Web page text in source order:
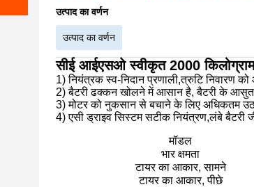
उत्पाद का वर्णन
उत्पाद का वर्णन
सीई आईएसओ स्वीकृत 2000
1) नियंत्रक स्व-निदान प्रणाली,त्रुटि निवारण
2) बैटरी ढक्कन खोलने में आसान है, बैटरी के आसुत
3) मोटर को नुकसान से बचाने के लिए अधिकतम
4) एसी ड्राइव सिस्टम सटीक नियंत्रण,लंबे बैटरी
मॉडल
भार क्षमता
टायर का आकार, सामने
टायर का आकार, पीछे